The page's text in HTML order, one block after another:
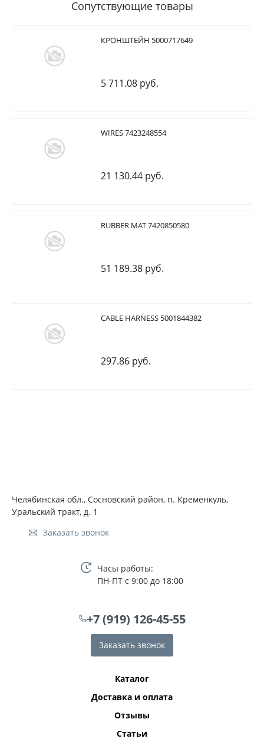
Сопутствующие товары
КРОНШТЕЙН 5000717649
5 711.08 руб.
WIRES 7423248554
21 130.44 руб.
RUBBER MAT 7420850580
51 189.38 руб.
CABLE HARNESS 5001844382
297.86 руб.
Челябинская обл., Сосновский район, п. Кременкуль,
Уральский тракт, д. 1
Заказать звонок
Часы работы:
ПН-ПТ с 9:00 до 18:00
+7 (919) 126-45-55
Заказать звонок
Каталог
Доставка и оплата
Отзывы
Статьи